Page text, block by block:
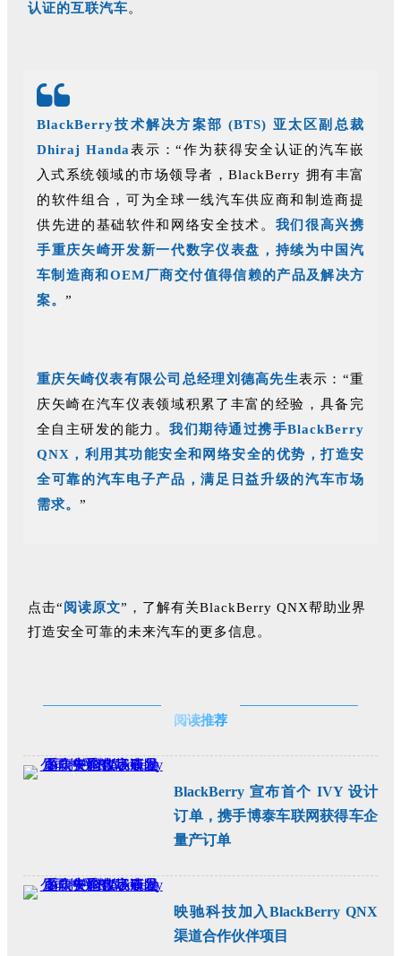
认证的互联汽车。
BlackBerry技术解决方案部 (BTS) 亚太区副总裁
Dhiraj Handa表示：“作为获得安全认证的汽车嵌
入式系统领域的市场领导者，BlackBerry 拥有丰富
的软件组合，可为全球一线汽车供应商和制造商提
供先进的基础软件和网络安全技术。 我们很高兴携
手重庆矢崎开发新一代数字仪表盘，持续为中国汽
车制造商和OEM厂商交付值得信赖的产品及解决方
案。 ”
重庆矢崎仪表有限公司总经理刘德高先生表示：“重
庆矢崎在汽车仪表领域积累了丰富的经验，具备完
全自主研发的能力。我们期待通过携手BlackBerry
QNX，利用其功能安全和网络安全的优势，打造安
全可靠的汽车电子产品，满足日益升级的汽车市场
需求。 ”
点击“阅读原文”，了解有关BlackBerry QNX帮助业界
打造安全可靠的未来汽车的更多信息。
阅读推荐
BlackBerry 宣布首个 IVY 设计
订单，携手博泰车联网获得车企
量产订单
映驰科技加入BlackBerry QNX
渠道合作伙伴项目